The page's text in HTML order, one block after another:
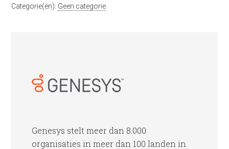
Categorie(ën): Geen categorie
Genesys stelt meer dan 8.000
organisaties in meer dan 100 landen in